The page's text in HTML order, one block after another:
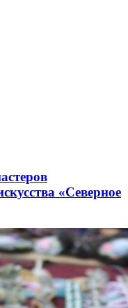
«Северное